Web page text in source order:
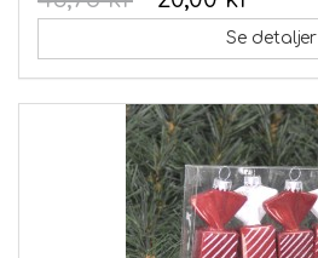
Se detaljer